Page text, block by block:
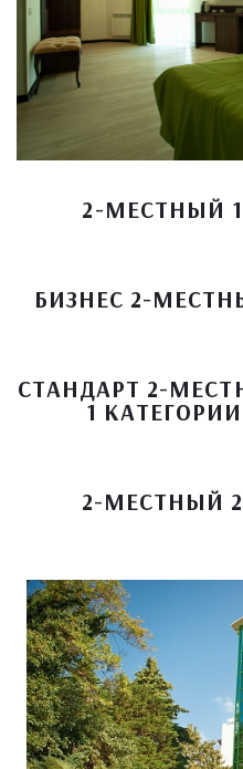
2-МЕСТНЫЙ
БИЗНЕС 2-
СТАНДАРТ 2-
1
2-МЕСТНЫЙ